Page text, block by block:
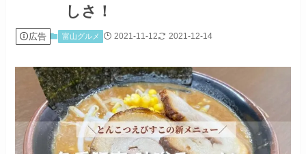
しさ！
広告 富山グルメ 2021-11-12 2021-12-14